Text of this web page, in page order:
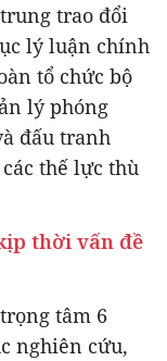
trao đổi
lý luận chính
tổ chức bộ
lý phóng
đấu tranh
thế lực thù
thời vấn đề
tâm 6
nghiên cứu,